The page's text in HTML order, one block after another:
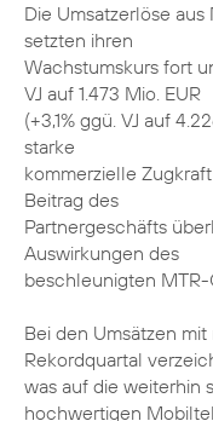
Die Umsatzerlöse
setzten ihren
Wachstumskurs fort
VJ auf 1.473 Mio. EUR
(+3,1% ggü. VJ auf
starke
kommerzielle
Beitrag des
Partnergeschäfts
Auswirkungen des
beschleunigten
Bei den Umsätzen
Rekordquartal
was auf die weiterhin
hochwertigen